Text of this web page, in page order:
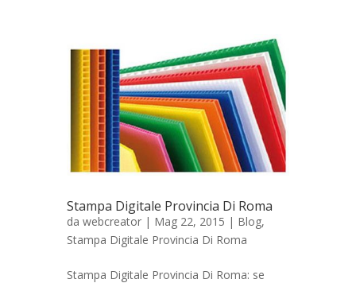
Stampa Digitale Provincia Di Roma
da webcreator | Mag 22, 2015 | Blog,
Stampa Digitale Provincia Di Roma
Stampa Digitale Provincia Di Roma: se